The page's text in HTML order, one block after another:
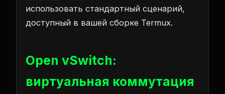
использовать стандартный сценарий,
доступный в вашей сборке Termux.
Open vSwitch:
виртуальная коммутация